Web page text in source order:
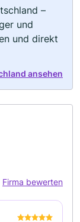
–
und
und direkt
ansehen
Firma bewerten